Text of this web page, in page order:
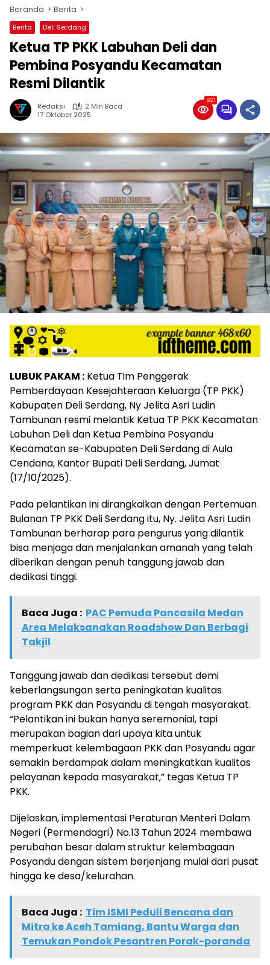
Beranda Berita
Berita Deli Serdang
Ketua TP PKK Labuhan Deli dan
Pembina Posyandu Kecamatan
Resmi Dilantik
Redaksi
2 Min Baca
17 Oktober 2025
921
LUBUK PAKAM : Ketua Tim Penggerak
Pemberdayaan Kesejahteraan Keluarga (TP PKK)
Kabupaten Deli Serdang, Ny Jelita Asri Ludin
Tambunan resmi melantik Ketua TP PKK Kecamatan
Labuhan Deli dan Ketua Pembina Posyandu
Kecamatan se-Kabupaten Deli Serdang di Aula
Cendana, Kantor Bupati Deli Serdang, Jumat
(17/10/2025).
Pada pelantikan ini dirangkaikan dengan Pertemuan
Bulanan TP PKK Deli Serdang itu, Ny. Jelita Asri Ludin
Tambunan berharap para pengurus yang dilantik
bisa menjaga dan menjalankan amanah yang telah
diberikan dengan penuh tanggung jawab dan
dedikasi tinggi.
Baca Juga : PAC Pemuda Pancasila Medan
Area Melaksanakan Roadshow Dan Berbagi
Takjil
Tanggung jawab dan dedikasi tersebut demi
keberlangsungan serta peningkatan kualitas
program PKK dan Posyandu di tengah masyarakat.
“Pelantikan ini bukan hanya seremonial, tapi
merupakan bagian dari upaya kita untuk
memperkuat kelembagaan PKK dan Posyandu agar
semakin berdampak dalam meningkatkan kualitas
pelayanan kepada masyarakat,” tegas Ketua TP
PKK.
Dijelaskan, implementasi Peraturan Menteri Dalam
Negeri (Permendagri) No.13 Tahun 2024 membawa
perubahan besar dalam struktur kelembagaan
Posyandu dengan sistem berjenjang mulai dari pusat
hingga ke desa/kelurahan.
Baca Juga : Tim ISMI Peduli Bencana dan
Mitra ke Aceh Tamiang, Bantu Warga dan
Temukan Pondok Pesantren Porak-poranda